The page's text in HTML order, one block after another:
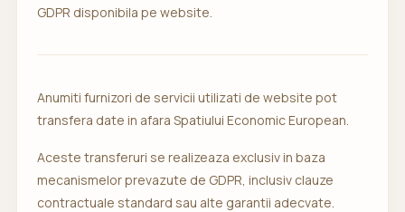
GDPR disponibila pe website.
Anumiti furnizori de servicii utilizati de website pot
transfera date in afara Spatiului Economic European.
Aceste transferuri se realizeaza exclusiv in baza
mecanismelor prevazute de GDPR, inclusiv clauze
contractuale standard sau alte garantii adecvate.